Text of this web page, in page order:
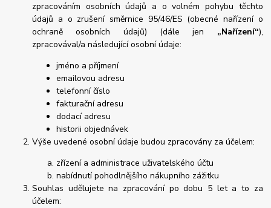
zpracováním osobních údajů a o volném pohybu těchto
údajů a o zrušení směrnice 95/46/ES (obecné nařízení o
ochraně osobních údajů) (dále jen „Nařízení“),
zpracovával/a následující osobní údaje:
jméno a příjmení
emailovou adresu
telefonní číslo
fakturační adresu
dodací adresu
historii objednávek
Výše uvedené osobní údaje budou zpracovány za účelem:
zřízení a administrace uživatelského účtu
nabídnutí pohodlnějšího nákupního zážitku
Souhlas udělujete na zpracování po dobu 5 let a to za
účelem: